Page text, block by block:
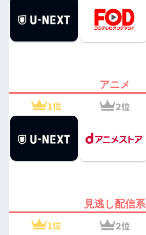
アニメ
見逃し配信系